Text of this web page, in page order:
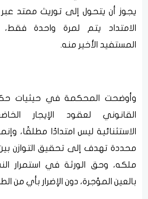
يجوز أن يتحول إلى توريث ممتد عبر
الامتداد يتم لمرة واحدة
المستفيد الأخير منه.
وأوضحت المحكمة في حيثيات
القانوني لعقود الإيجار
الاستثنائية ليس امتدادًا مطلقًا،
محددة تهدف إلى تحقيق التوازن
ملكه، وحق الورثة في استمرار
بالعين المؤجرة، دون الإضرار بأي من